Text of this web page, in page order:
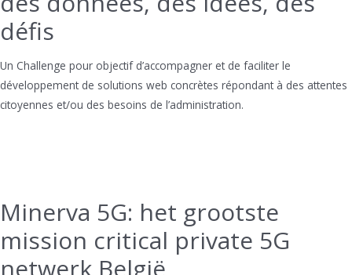
défis
Un Challenge pour objectif d’accompagner et de faciliter le
développement de solutions web concrètes répondant à des attentes
citoyennes et/ou des besoins de l’administration.
Minerva 5G: het grootste
mission critical private 5G
netwerk België